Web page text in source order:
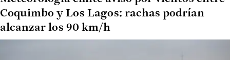
Coquimbo y Los Lagos: rachas podrían
alcanzar los 90 km/h